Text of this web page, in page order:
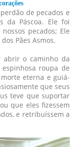
de pecados e
da Páscoa. Ele foi
pecados; Ele
Pães Asmos.
abrir o caminho da
roupa de
eterna e guiá-
que seus
teve que suportar
que eles fizessem
e retribuíssem a